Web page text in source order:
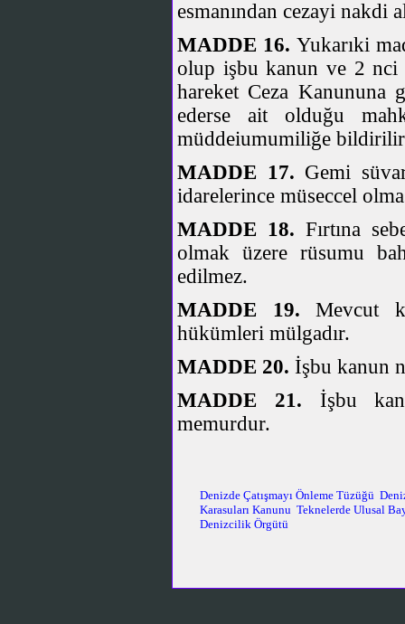
esmanından cezayi nakdi
MADDE 16. Yukarıki
olup işbu kanun ve 2 nci
hareket Ceza Kanununa
ederse ait olduğu
müddeiumumiliğe
MADDE 17. Gemi
idarelerince müseccel
MADDE 18. Fırtına
olmak üzere rüsumu
edilmez.
MADDE 19. Mevcut
hükümleri mülgadır.
MADDE 20. İşbu kanun
MADDE 21. İşbu
memurdur.
Denizde Çatışmayı Önleme Tüzüğü
Karasuları Kanunu Teknelerde Ulusal
Denizcilik Örgütü